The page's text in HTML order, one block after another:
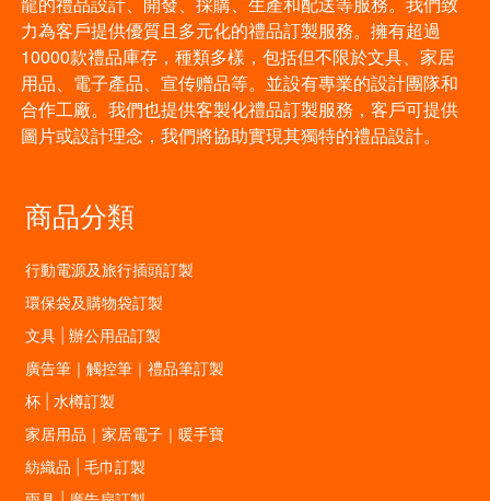
力為客戶提供優質且多元化的禮品訂製服務。擁有超過
10000款禮品庫存，種類多樣，包括但不限於文具、家居
用品、電子產品、宣传赠品等。並設有專業的設計團隊和
合作工廠。我們也提供客製化禮品訂製服務，客戶可提供
圖片或設計理念，我們將協助實現其獨特的禮品設計。
商品分類
行動電源及旅行插頭訂製
環保袋及購物袋訂製
文具 | 辦公用品訂製
廣告筆｜觸控筆｜禮品筆訂製
杯 | 水樽訂製
家居用品｜家居電子｜暖手寶
紡織品 | 毛巾訂製